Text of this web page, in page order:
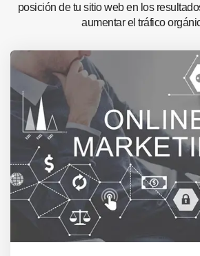
posición de tu sitio web en los
aumentar el tráfico